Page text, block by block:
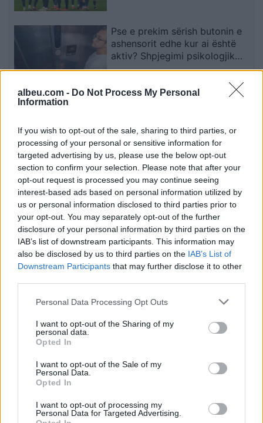
albeu.com - Do Not Process My Personal
Information
If you wish to opt-out of the sale, sharing to third parties, or
processing of your personal or sensitive information for
targeted advertising by us, please use the below opt-out
section to confirm your selection. Please note that after your
opt-out request is processed you may continue seeing
interest-based ads based on personal information utilized by
us or personal information disclosed to third parties prior to
your opt-out. You may separately opt-out of the further
disclosure of your personal information by third parties on the
IAB’s list of downstream participants. This information may
also be disclosed by us to third parties on the IAB’s List of
Downstream Participants that may further disclose it to other
Personal Data Processing Opt Outs
I want to opt-out of the Sharing of my
personal data.
Opted In
I want to opt-out of the Sale of my
Personal Data.
Opted In
I want to opt-out of processing my
Personal Data for Targeted Advertising.
Pse e prekim sërish butonin e
ashensorit edhe kur ai është
aktiv? Shpjegimi psikologjik
pas këtij veprimi
që i çon shumicën në përgjigje
të gabuar
Esim for Global
Esim for USA | Esim for Italy Esim for Spain|
for Turkey|Esim for Germany|Esim for Greece|